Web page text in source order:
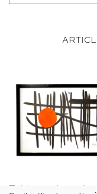
Tableau abstrait